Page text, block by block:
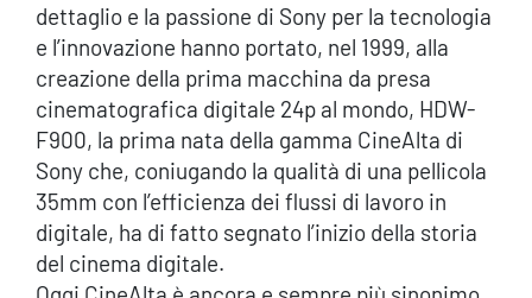
dettaglio e la passione di Sony per la tecnologia
e l’innovazione hanno portato, nel 1999, alla
creazione della prima macchina da presa
cinematografica digitale 24p al mondo, HDW-
F900, la prima nata della gamma CineAlta di
Sony che, coniugando la qualità di una pellicola
35mm con l’efficienza dei flussi di lavoro in
digitale, ha di fatto segnato l’inizio della storia
del cinema digitale.